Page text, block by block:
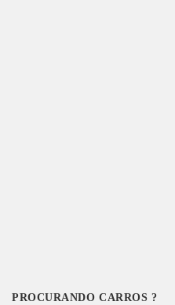
PROCURANDO CARROS ?